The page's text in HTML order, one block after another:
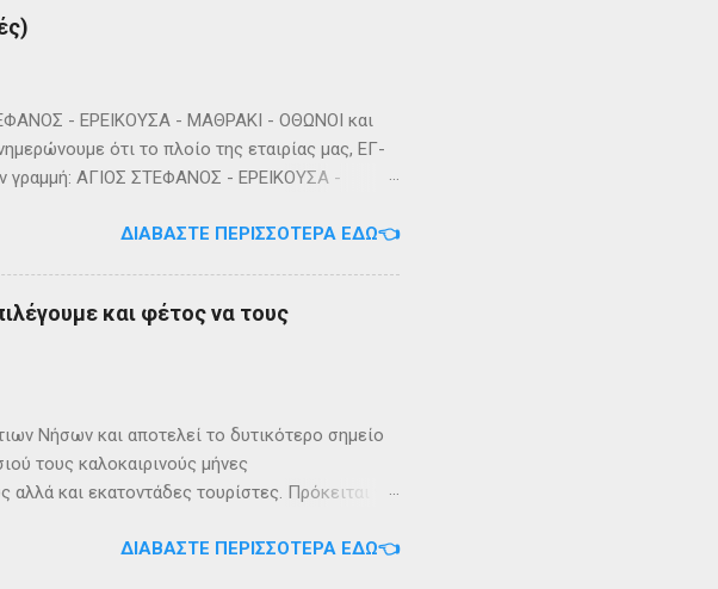
- ΕΡΕΙΚΟΥΣΑ - ΜΑΘΡΑΚΙ - ΟΘΩΝΟΙ και
ότι το πλοίο της εταιρίας μας, ΕΓ-
γραμμή: ΑΓΙΟΣ ΣΤΕΦΑΝΟΣ - ΕΡΕΙΚΟΥΣΑ -
ΔΙΑΒΆΣΤΕ ΠΕΡΙΣΣΌΤΕΡΑ ΕΔΏ👈
και φέτος να τους
Νήσων και αποτελεί το δυτικότερο σημείο
τους καλοκαιρινούς μήνες
και εκατοντάδες τουρίστες. Πρόκειται για
του Άμμου που βρίσκονται συγκεντρωμένα τα
ΔΙΑΒΆΣΤΕ ΠΕΡΙΣΣΌΤΕΡΑ ΕΔΏ👈